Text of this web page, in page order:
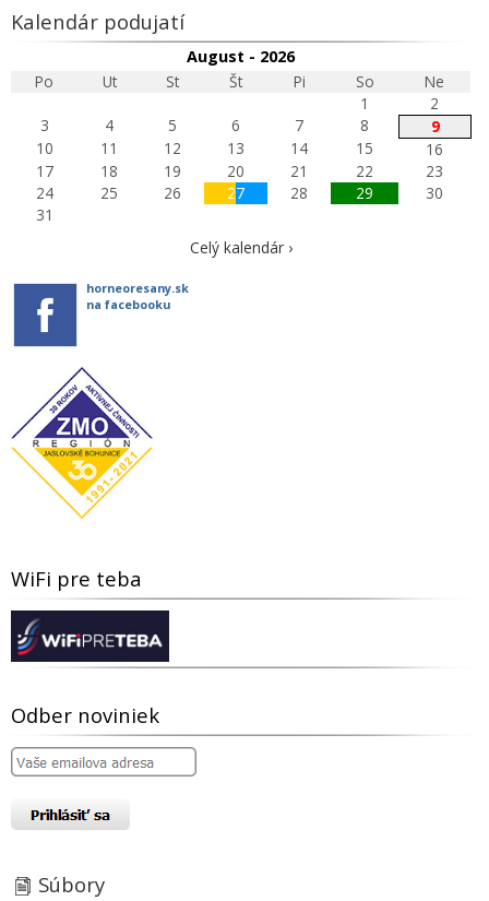
Kalendár podujatí
August - 2026
Po
Ut St Št Pi So
Ne
1
2
3
4 5 6 7 8
9
10
11 12 13 14 15
16
17
18 19 20 21 22
23
24
25 26 27 28 29
30
31
Celý kalendár ›
horneoresany.sk
na facebooku
WiFi pre teba
Odber noviniek
Súbory